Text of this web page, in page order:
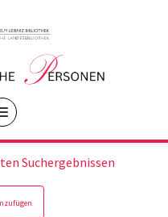
Suchergebnissen